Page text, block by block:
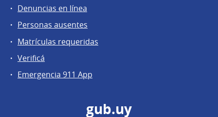
Denuncias en línea
Personas ausentes
Matrículas requeridas
Verificá
Emergencia 911 App
gub.uy